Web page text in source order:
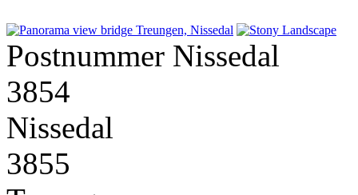
Postnummer Nissedal
3854
Nissedal
3855